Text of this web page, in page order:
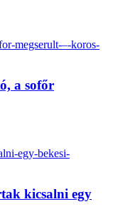
a sofőr
kicsalni egy